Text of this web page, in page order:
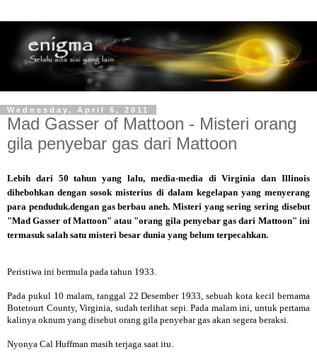
Wednesday, April 6, 2011
Mad Gasser of Mattoon - Misteri orang
gila penyebar gas dari Mattoon
Lebih dari 50 tahun yang lalu, media-media di Virginia dan Illinois
dihebohkan dengan sosok misterius di dalam kegelapan yang menyerang
para penduduk.dengan gas berbau aneh. Misteri yang sering sering disebut
"Mad Gasser of Mattoon" atau "orang gila penyebar gas dari Mattoon" ini
termasuk salah satu misteri besar dunia yang belum terpecahkan.
Peristiwa ini bermula pada tahun 1933.
Pada pukul 10 malam, tanggal 22 Desember 1933, sebuah kota kecil bernama
Botetourt County, Virginia, sudah terlihat sepi. Pada malam ini, untuk pertama
kalinya oknum yang disebut orang gila penyebar gas akan segera beraksi.
Nyonya Cal Huffman masih terjaga saat itu.